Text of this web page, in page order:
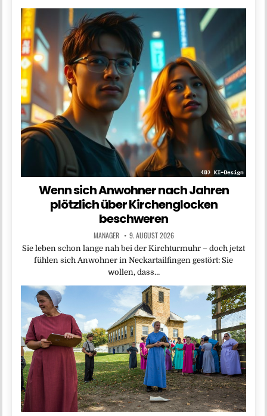
Wenn sich Anwohner nach Jahren
plötzlich über Kirchenglocken
beschweren
MANAGER 9. AUGUST 2026
Sie leben schon lange nah bei der Kirchturmuhr – doch jetzt
fühlen sich Anwohner in Neckartailfingen gestört: Sie
wollen, dass…